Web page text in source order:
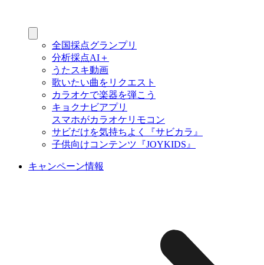
全国採点グランプリ
分析採点AI＋
うたスキ動画
歌いたい曲をリクエスト
カラオケで楽器を弾こう
キョクナビアプリ
スマホがカラオケリモコン
サビだけを気持ちよく『サビカラ』
子供向けコンテンツ『JOYKIDS』
キャンペーン情報